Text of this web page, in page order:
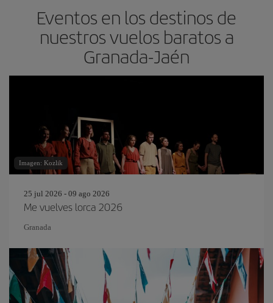
Eventos en los destinos de
nuestros vuelos baratos a
Granada-Jaén
Imagen: Kozlik
25 jul 2026 - 09 ago 2026
Me vuelves lorca 2026
Granada